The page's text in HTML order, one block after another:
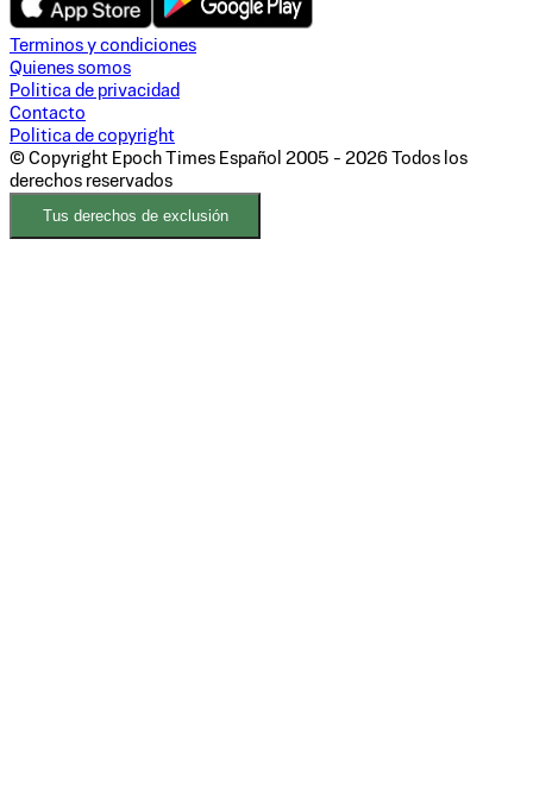
Terminos y condiciones
Quienes somos
Politica de privacidad
Contacto
Politica de copyright
© Copyright Epoch Times Español 2005 - 2026 Todos los
derechos reservados
Tus derechos de exclusión